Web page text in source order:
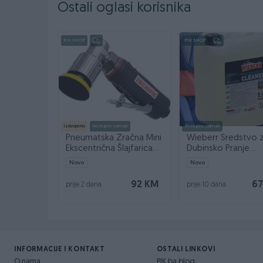
Spojite sa strane crijeva - 48mm
Stanje - novo
Ostali oglasi korisnika
PIK SHOP
Izdvojeno Dostupno odmah
Pneumatska Zračna Mini
Ekscentrična Šlajfarica
50mm AT-7037B
Novo
92 KM
prije 2 dana
PIK SHOP
Dostupno odmah
Wieberr Sredstvo
Dubinsko Pranje
Čišćenje Black
Novo
prije 10 dana
INFORMACIJE I KONTAKT OSTALI LINKOVI